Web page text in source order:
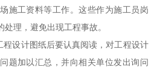
施工资料等工作。这些作为施工员岗
理，避免出现工程事故。
程设计图纸后要认真阅读，对工程设计
题加以汇总，并向相关单位发出询问